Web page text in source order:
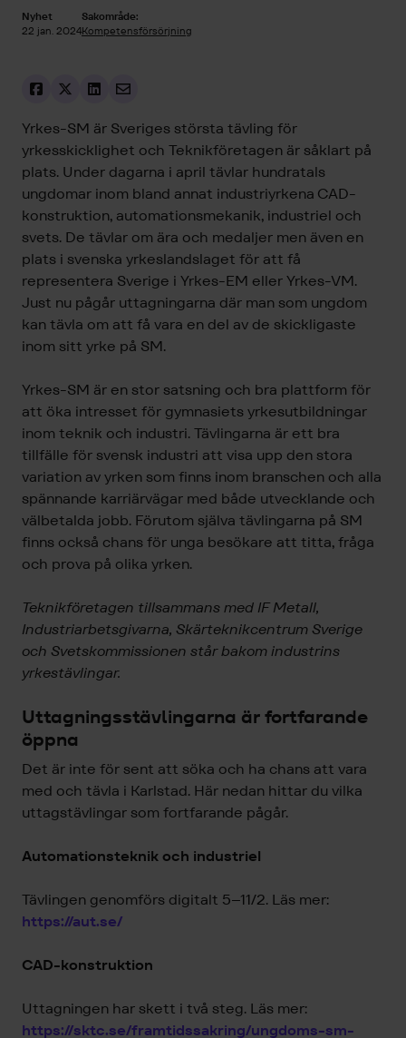
Nyhet
22 jan. 2024
Sakområde:
Kompetensförsörjning
Yrkes-SM är Sveriges största tävling för
yrkesskicklighet och Teknikföretagen är såklart på
plats. Under dagarna i april tävlar hundratals
ungdomar inom bland annat industriyrkena CAD-
konstruktion, automationsmekanik, industriel och
svets. De tävlar om ära och medaljer men även en
plats i svenska yrkeslandslaget för att få
representera Sverige i Yrkes-EM eller Yrkes-VM.
Just nu pågår uttagningarna där man som ungdom
kan tävla om att få vara en del av de skickligaste
inom sitt yrke på SM.
Yrkes-SM är en stor satsning och bra plattform för
att öka intresset för gymnasiets yrkesutbildningar
inom teknik och industri. Tävlingarna är ett bra
tillfälle för svensk industri att visa upp den stora
variation av yrken som finns inom branschen och alla
spännande karriärvägar med både utvecklande och
välbetalda jobb. Förutom själva tävlingarna på SM
finns också chans för unga besökare att titta, fråga
och prova på olika yrken.
Teknikföretagen tillsammans med IF Metall,
Industriarbetsgivarna, Skärteknikcentrum Sverige
och Svetskommissionen står bakom industrins
yrkestävlingar.
Uttagningsstävlingarna är fortfarande
öppna
Det är inte för sent att söka och ha chans att vara
med och tävla i Karlstad. Här nedan hittar du vilka
uttagstävlingar som fortfarande pågår.
Automationsteknik och industriel
Tävlingen genomförs digitalt 5–11/2. Läs mer:
https://aut.se/
CAD-konstruktion
Uttagningen har skett i två steg. Läs mer:
https://sktc.se/framtidssakring/ungdoms-sm-